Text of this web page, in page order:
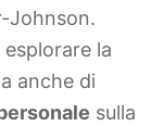
Johnson.
la
anche di
sulla